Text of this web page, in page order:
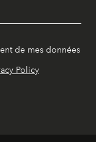
de mes données
Policy